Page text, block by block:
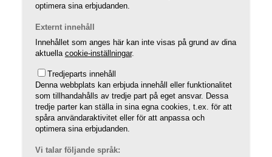
optimera sina erbjudanden.
Externt innehåll
Innehållet som anges här kan inte visas på grund av dina
aktuella cookie-inställningar.
Tredjeparts innehåll
Denna webbplats kan erbjuda innehåll eller funktionalitet
som tillhandahålls av tredje part på eget ansvar. Dessa
tredje parter kan ställa in sina egna cookies, t.ex. för att
spåra användaraktivitet eller för att anpassa och
optimera sina erbjudanden.
Vi talar följande språk: